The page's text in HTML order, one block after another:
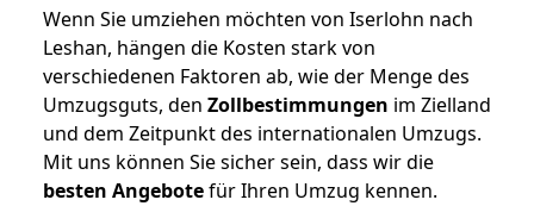
Wenn Sie umziehen möchten von Iserlohn nach
Leshan, hängen die Kosten stark von
verschiedenen Faktoren ab, wie der Menge des
Umzugsguts, den Zollbestimmungen im Zielland
und dem Zeitpunkt des internationalen Umzugs.
Mit uns können Sie sicher sein, dass wir die
besten Angebotefür Ihren Umzug kennen.